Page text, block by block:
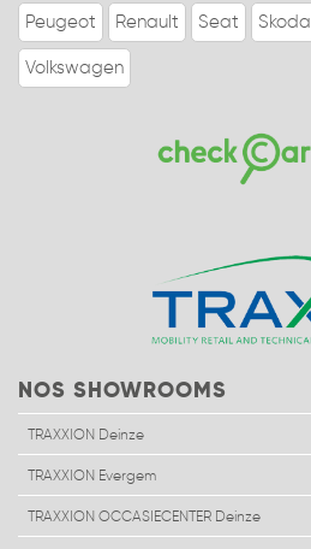
Peugeot Renault Seat Skoda
Volkswagen
NOS SHOWROOMS
TRAXXION Deinze
TRAXXION Evergem
TRAXXION OCCASIECENTER Deinze